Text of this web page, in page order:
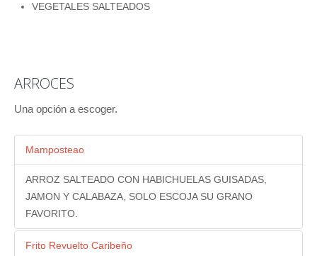
VEGETALES SALTEADOS
ARROCES
Una opción a escoger.
Mamposteao
ARROZ SALTEADO CON HABICHUELAS GUISADAS,
JAMON Y CALABAZA, SOLO ESCOJA SU GRANO
FAVORITO.
Frito Revuelto Caribeño